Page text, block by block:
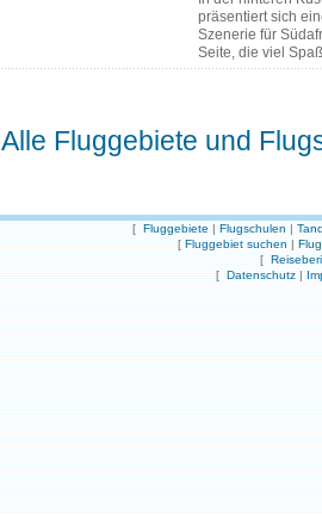
präsentiert sich
Szenerie für
Seite, die viel
Alle Fluggebiete und
[ Fluggebiete | Flugschulen |
[ Fluggebiet suchen |
[
[ Datenschutz |